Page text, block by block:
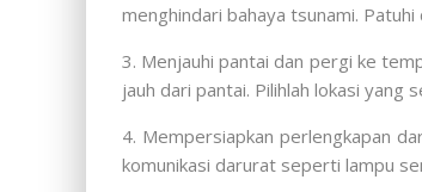
menghindari bahaya tsunami.
3. Menjauhi pantai dan pergi ke
jauh dari pantai. Pilihlah lokasi yang
4. Mempersiapkan perlengkapan
komunikasi darurat seperti lampu